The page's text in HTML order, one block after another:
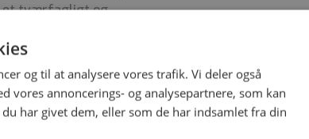
et tværfagligt og
og fællesskab.
Kordon på tlf.
2031 0777
velkommen til det,
og til at analysere vores trafik. Vi deler også
vores annoncerings- og analysepartnere, som kan
har givet dem, eller som de har indsamlet fra din